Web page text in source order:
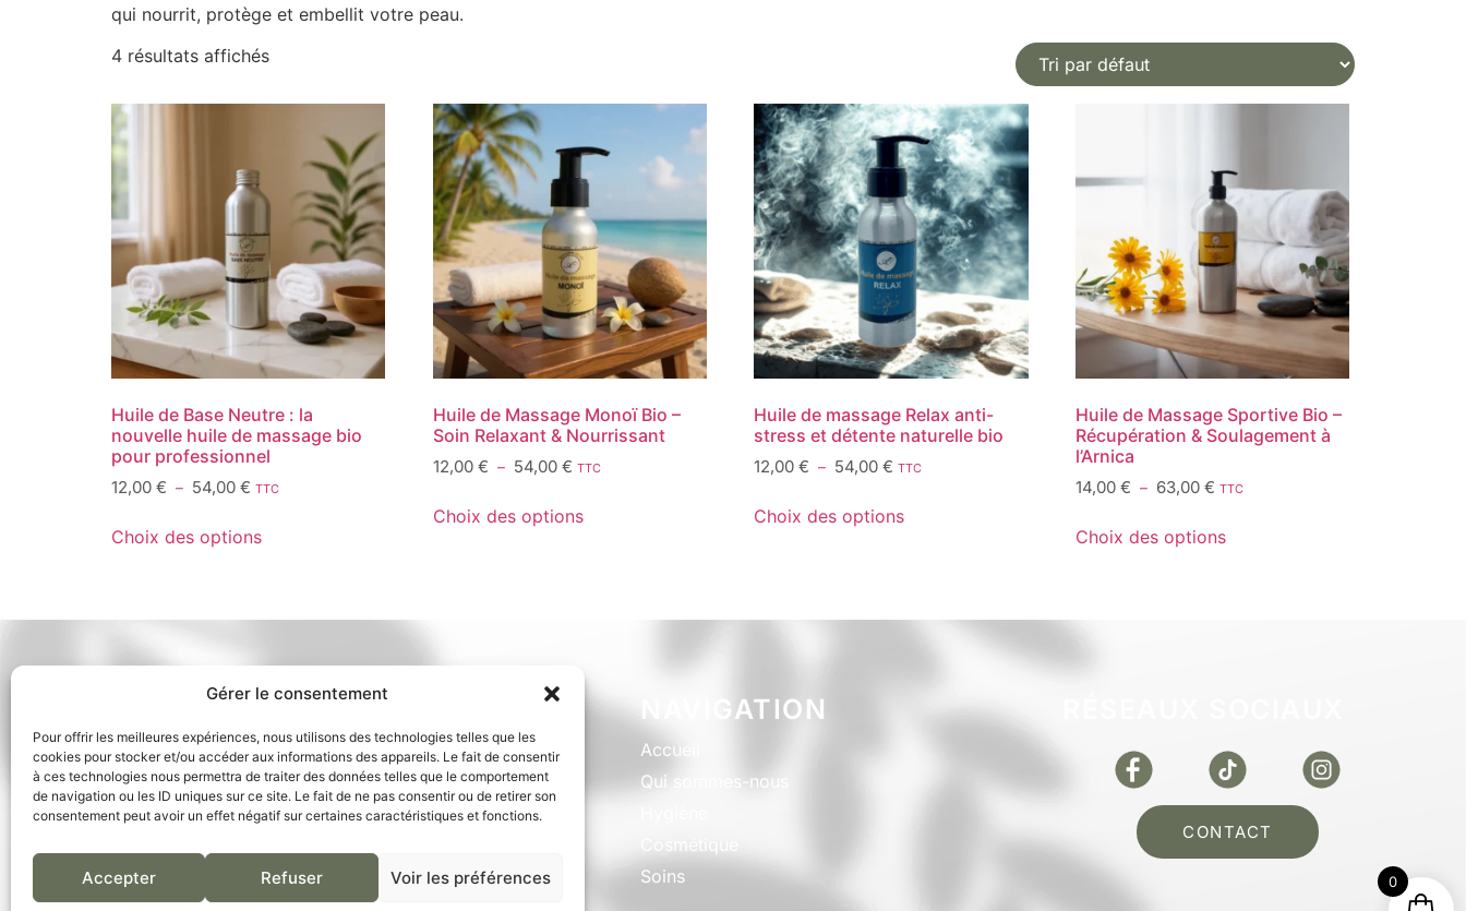
Gérer le consentement
Pour offrir les meilleures expériences, nous utilisons des technologies telles que les
cookies pour stocker et/ou accéder aux informations des appareils. Le fait de consentir
à ces technologies nous permettra de traiter des données telles que le comportement
de navigation ou les ID uniques sur ce site. Le fait de ne pas consentir ou de retirer son
consentement peut avoir un effet négatif sur certaines caractéristiques et fonctions.
Accepter Refuser Voir les préférences 0
qui nourrit, protège et embellit votre peau.
4 résultats affichés
Huile de Base Neutre : la
nouvelle huile de massage bio
pour professionnel
12,00 € – 54,00 € TTC
Choix des options
Huile de Massage Monoï Bio –
Soin Relaxant & Nourrissant
12,00 € – 54,00 € TTC
Choix des options
Huile de massage Relax anti-
stress et détente naturelle bio
12,00€ – 54,00€ TTC
Choix des options
Huile de Massage Sportive Bio –
Récupération & Soulagement à
l’Arnica
14,00€ – 63,00€ TTC
Choix des options
COORDONNÉES
27 place Rémy Petit,
51210, Montmirail
France
E-mail :savonnerie-artno@outlook.com
NAVIGATION
Accueil
Qui sommes-nous
Cosmétique
Soins
CONTACT